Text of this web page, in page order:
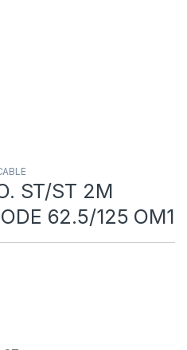
ST/ST 2M
62.5/125 OM1